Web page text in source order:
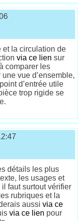
et la circulation de
via ce lien sur
comparer les
vue d’ensemble,
d’entrée utile
trop rigide se
détails les plus
les usages et
faut surtout vérifier
rubriques et la
aussivia ce
via ce lien pour